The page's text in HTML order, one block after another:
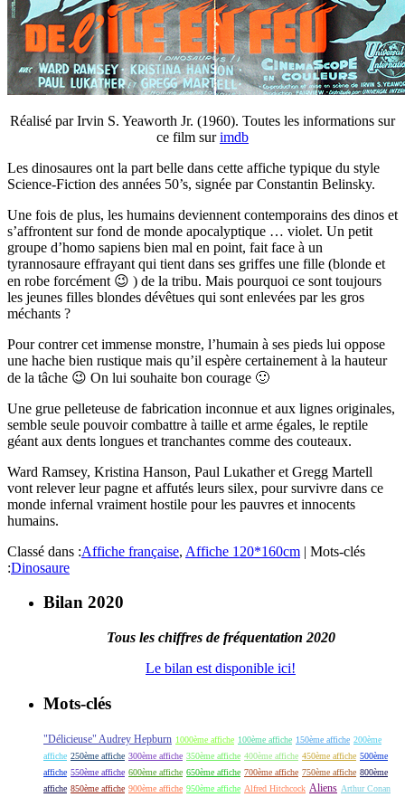
Réalisé par Irvin S. Yeaworth Jr. (1960). Toutes les informations sur
ce film surimdb
Les dinosaures ont la part belle dans cette affiche typique du style
Science-Fiction des années 50’s, signée par Constantin Belinsky.
Une fois de plus, les humains deviennent contemporains des dinos et
s’affrontent sur fond de monde apocalyptique … violet. Un petit
groupe d’homo sapiens bien mal en point, fait face à un
tyrannosaure effrayant qui tient dans ses griffes une fille (blonde et
en robe forcément 😉 ) de la tribu. Mais pourquoi ce sont toujours
les jeunes filles blondes dévêtues qui sont enlevées par les gros
méchants ?
Pour contrer cet immense monstre, l’humain à ses pieds lui oppose
une hache bien rustique mais qu’il espère certainement à la hauteur
de la tâche 😉 On lui souhaite bon courage 🙂
Une grue pelleteuse de fabrication inconnue et aux lignes originales,
semble seule pouvoir combattre à taille et arme égales, le reptile
géant aux dents longues et tranchantes comme des couteaux.
Ward Ramsey, Kristina Hanson, Paul Lukather et Gregg Martell
vont relever leur pagne et affutés leurs silex, pour survivre dans ce
monde infernal vraiment hostile pour les pauvres et innocents
humains.
Classé dans :Affiche française, Affiche 120*160cm | Mots-clés
:Dinosaure
Bilan 2020
Tous les chiffres de fréquentation 2020
Le bilan est disponible ici!
Mots-clés
"Délicieuse" Audrey Hepburn 1000ème affiche 100ème affiche 150ème affiche 200ème
affiche 250ème affiche 300ème affiche 350ème affiche 400ème affiche 450ème affiche 500ème
affiche 550ème affiche 600ème affiche 650ème affiche 700ème affiche 750ème affiche 800ème
affiche 850ème affiche 900ème affiche 950ème affiche Alfred Hitchcock Aliens Arthur Conan